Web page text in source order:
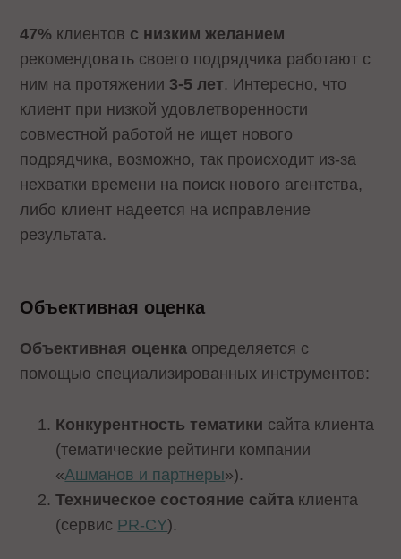
47% клиентов с низким желанием
рекомендовать своего подрядчика работают с
ним на протяжении 3-5 лет. Интересно, что
клиент при низкой удовлетворенности
совместной работой не ищет нового
подрядчика, возможно, так происходит из-за
нехватки времени на поиск нового агентства,
либо клиент надеется на исправление
результата.
Объективная оценка
Объективная оценка определяется с
помощью специализированных инструментов:
Конкурентность тематики сайта клиента
(тематические рейтинги компании
«Ашманов и партнеры»).
Техническое состояние сайта клиента
(сервис PR-CY).